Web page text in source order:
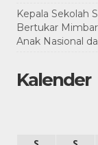
Kepala Sekolah
Bertukar
Anak Nasional
Kalender